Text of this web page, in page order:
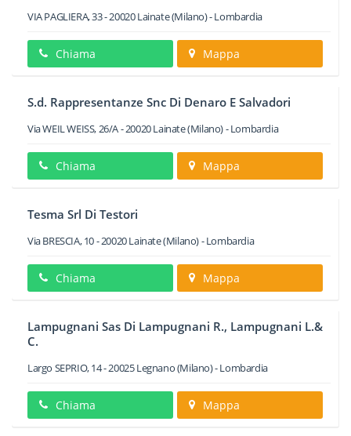
VIA PAGLIERA, 33-20020Lainate(Milano) -Lombardia
Chiama Mappa
S.d. Rappresentanze Snc Di Denaro E Salvadori
Via WEIL WEISS, 26/A-20020Lainate(Milano) -Lombardia
Chiama Mappa
Tesma Srl Di Testori
Via BRESCIA, 10-20020Lainate(Milano) -Lombardia
Chiama Mappa
Lampugnani Sas Di Lampugnani R., Lampugnani L.&
C.
Largo SEPRIO, 14-20025Legnano(Milano) -Lombardia
Chiama Mappa